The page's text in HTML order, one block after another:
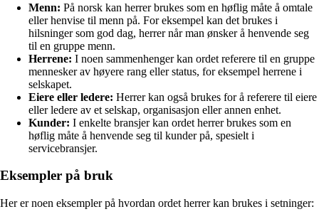
Menn: På norsk kan herrer brukes som en høflig måte å omtale
eller henvise til menn på. For eksempel kan det brukes i
hilsninger som god dag, herrer når man ønsker å henvende seg
til en gruppe menn.
Herrene: I noen sammenhenger kan ordet referere til en gruppe
mennesker av høyere rang eller status, for eksempel herrene i
selskapet.
Eiere eller ledere: Herrer kan også brukes for å referere til eiere
eller ledere av et selskap, organisasjon eller annen enhet.
Kunder: I enkelte bransjer kan ordet herrer brukes som en
høflig måte å henvende seg til kunder på, spesielt i
servicebransjer.
Eksempler på bruk
Her er noen eksempler på hvordan ordet herrer kan brukes i setninger: